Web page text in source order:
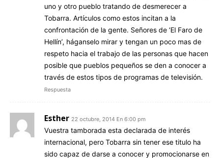
uno y otro pueblo tratando de desmerecer a
Tobarra. Artículos como estos incitan a la
confrontación de la gente. Señores de ‘El Faro de
Hellín’, háganselo mirar y tengan un poco mas de
respeto hacia el trabajo de las personas que hacen
posible que pueblos pequeños se den a conocer a
través de estos tipos de programas de televisión.
Respuesta
Esther 22 octubre, 2014 En 6:00 pm
Vuestra tamborada esta declarada de interés
internacional, pero Tobarra sin tener ese titulo ha
sido capaz de darse a conocer y promocionarse en